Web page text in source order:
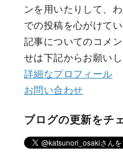
ンを用いたりして、
での投稿を心がけてい
記事についてのコメ
せは下記からお願いし
詳細なプロフィール
お問い合わせ
ブログの更新をチ